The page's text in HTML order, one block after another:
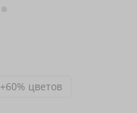
+60% цветов